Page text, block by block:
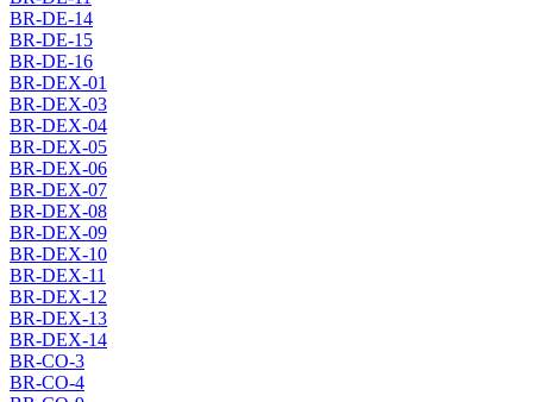
BR-DE-14
BR-DE-15
BR-DE-16
BR-DEX-01
BR-DEX-03
BR-DEX-04
BR-DEX-05
BR-DEX-06
BR-DEX-07
BR-DEX-08
BR-DEX-09
BR-DEX-10
BR-DEX-11
BR-DEX-12
BR-DEX-13
BR-DEX-14
BR-CO-3
BR-CO-4